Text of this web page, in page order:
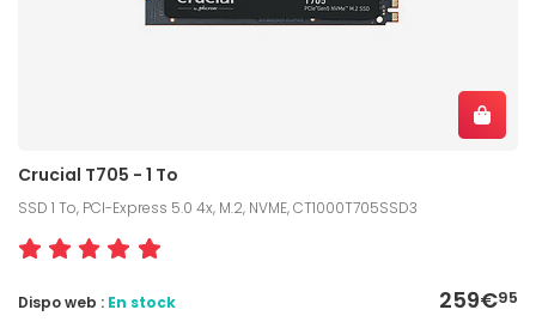
Crucial T705 - 1 To
SSD 1 To, PCI-Express 5.0 4x, M.2, NVME, CT1000T705SSD3
259€95
Dispo web : En stock